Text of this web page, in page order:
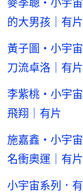
麥季聰・小宇
的大男孩｜有片
黃子圖・小宇
刀流卓洛｜有片
李紫桃・小宇
飛翔｜有片
施嘉鑫・小宇
名衝奧運｜有片
小宇宙系列．